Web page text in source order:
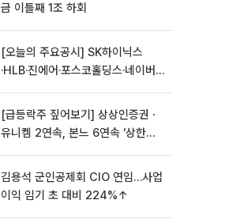
금 이틀째 1조 하회
[오늘의 주요공시] SK하이닉스
·HLB·진에어·포스코홀딩스·네이버·
[급등락주 짚어보기] 상상인증권ㆍ
유니켐 2연속, 본느 6연속 ‘상한
김용석 군인공제회 CIO 연임…사업
이익 임기 초 대비 224%↑